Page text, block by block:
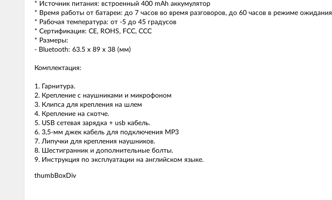
* Источник питания: встроенный 400 mAh аккумулятор
* Время работы от батареи: до 7 часов во время разговоров, до 60 часов в режиме ожидания
* Рабочая температура: от -5 до 45 градусов
* Сертификация: CE, ROHS, FCC, CCC
* Размеры:
- Bluetooth: 63.5 x 89 x 38 (мм)
Комплектация:
1. Гарнитура.
2. Крепление с наушниками и микрофоном
3. Клипса для крепления на шлем
4. Крепление на скотче.
5. USB сетевая зарядка + usb кабель.
6. 3,5-мм джек кабель для подключения MP3
7. Липучки для крепления наушников.
8. Шестигранник и дополнительные болты.
9. Инструкция по эксплуатации на английском языке.
thumbBoxDiv